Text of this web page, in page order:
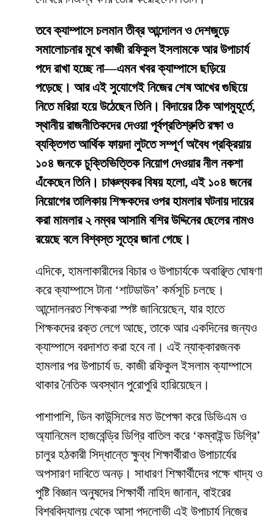
তবে ক্যাম্পাসে চলমান তীব্র আন্দোলন ও দেশজুড়ে
সমালোচনার মুখে কাজী রফিকুল ইসলামকে আর উপাচার্য
পদে রাখা হচ্ছে না—এমন খবর ক্যাম্পাসে ছড়িয়ে
পড়েছে। আর এই সুযোগেই নিজের শেষ আখের গুছিয়ে
নিতে মরিয়া হয়ে উঠেছেন তিনি। বিদায়ের ঠিক আগমুহূর্তে,
স্থানীয় রাজনীতিকদের দেওয়া পূর্বপ্রতিশ্রুতি রক্ষা ও
ব্যক্তিগত আর্থিক ফায়দা লুটতে সম্পূর্ণ অবৈধ প্রক্রিয়ায়
১০৪ জনকে চুক্তিভিত্তিক নিয়োগ দেওয়ার নীল নকশা
এঁকেছেন তিনি। চাঞ্চল্যকর বিষয় হলো, এই ১০৪ জনের
নিয়োগের তালিকায় শিক্ষকদের ওপর হামলার ঘটনায় দায়ের
করা মামলার ২ নম্বর আসামি বশির উদ্দিনের ছেলের নামও
রয়েছে বলে বিশ্বস্ত সূত্রে জানা গেছে।
​এদিকে, হামলাকারীদের বিচার ও উপাচার্যকে অবাঞ্ছিত ঘোষণা
করে ক্যাম্পাসে টানা ‘শাটডাউন’ কর্মসূচি চলছে।
আন্দোলনরত শিক্ষকরা স্পষ্ট জানিয়েছেন, যার হাতে
শিক্ষকদের রক্ত লেগে আছে, তাকে আর একদিনের জন্যও
ক্যাম্পাসে বরদাশত করা হবে না। এই ন্যাক্কারজনক
হামলার পর উপাচার্য ড. কাজী রফিকুল ইসলাম ক্যাম্পাসে
থাকার নৈতিক অবস্থান পুরোপুরি হারিয়েছেন।
​পাশাপাশি, ডিন কাউন্সিলের মত উপেক্ষা করে ডিভিএম ও
অ্যানিমেল হাজবেন্ড্রি ডিগ্রি বাতিল করে ‘কম্বাইন্ড ডিগ্রি’
চালুর হঠকারী সিদ্ধান্তে ক্ষুব্ধ শিক্ষার্থীরাও উপাচার্যের
অপসারণ দাবিতে অনড়। সাধারণ শিক্ষার্থীদের পক্ষে খাদ্য ও
পুষ্টি বিজ্ঞান অনুষদের শিক্ষার্থী নাহিদ জানান, বাইরের
বিশ্ববিদ্যালয় থেকে আসা পদলোভী এই উপাচার্য নিজের